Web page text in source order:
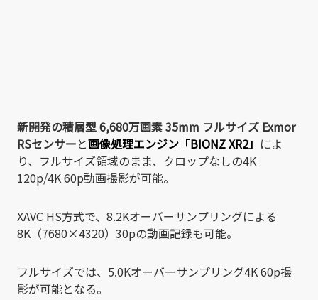
新開発の積層型 6,680万画素 35mm フルサイズ Exmor
RSセンサーと画像処理エンジン「BIONZ XR2」 によ
り、フルサイズ領域のまま、クロップなしの4K
120p/4K 60p動画撮影が可能。
XAVC HS方式で、8.2Kオーバーサンプリングによる
8K（7680×4320）30pの動画記録も可能。
フルサイズでは、5.0Kオーバーサンプリング4K 60p撮
影が可能となる。